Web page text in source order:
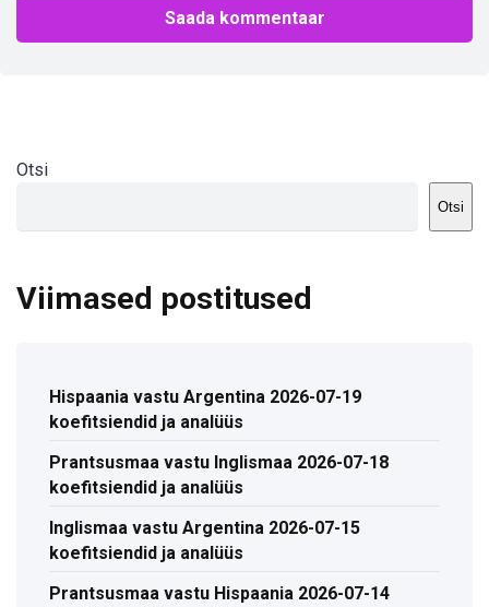
Otsi
Otsi
Viimased postitused
Hispaania vastu Argentina 2026-07-19
koefitsiendid ja analüüs
Prantsusmaa vastu Inglismaa 2026-07-18
koefitsiendid ja analüüs
Inglismaa vastu Argentina 2026-07-15
koefitsiendid ja analüüs
Prantsusmaa vastu Hispaania 2026-07-14